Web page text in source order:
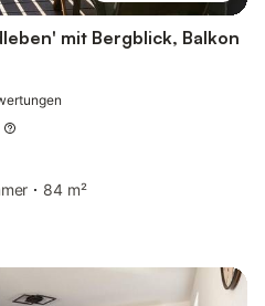
mit Bergblick, Balkon
84 m²